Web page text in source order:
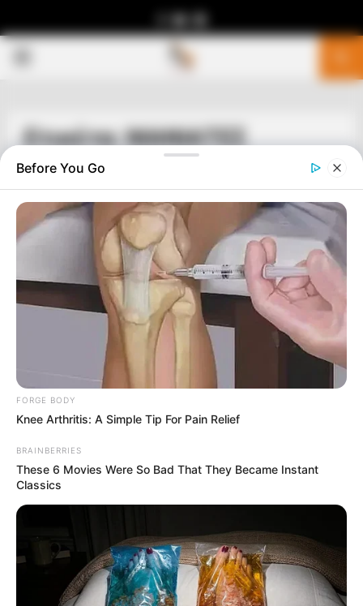
Ετικέτα: ΜΑΝΙΑΤΕΣ
Η Φάλαγγα των Ιωνων – Ένα Σώμα
Μικρασιατών στην Επανάσταση του 1821
Η Φάλαγγα των Ιωνων….ΓΡΑΦΕΙ Ο ΤΑΚΗΣ Α. ΣΑΛΚΙΤΖΟΓΛΟΥ
ΕΡΕΥΝΗΤΗΣ ΣΥΓΓΡΑΦΕΑΣ ΠΗΓΗ olympia.gr Δεν είναι όσο
πρέπει γνωστή η συμβολή των Μικρασιατών στην
Επανάσταση του 1821....
ΚΟΙΝΩΝΙΚΑ ΔΙΚΤΥΑ
FACEBOOK
YOUTUBE
Before You Go
FORGE BODY
Knee Arthritis: A Simple Tip For Pain Relief
BRAINBERRIES
These 6 Movies Were So Bad That They Became Instant
Classics